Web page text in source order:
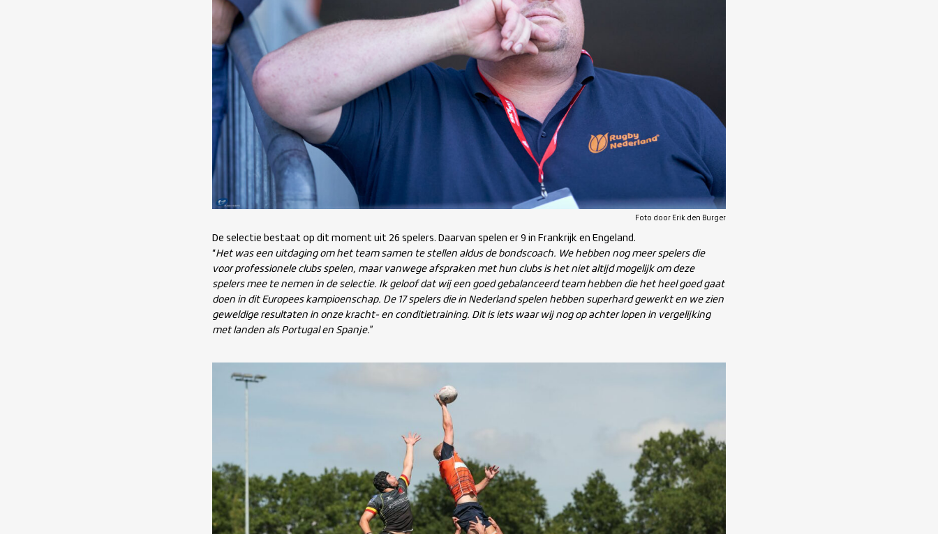
Foto door Erik den Burger
De selectie bestaat op dit moment uit 26 spelers. Daarvan spelen er 9 in Frankrijk en Engeland.
“Het was een uitdaging om het team samen te stellen aldus de bondscoach. We hebben nog meer spelers die
voor professionele clubs spelen, maar vanwege afspraken met hun clubs is het niet altijd mogelijk om deze
spelers mee te nemen in de selectie. Ik geloof dat wij een goed gebalanceerd team hebben die het heel goed gaat
doen in dit Europees kampioenschap. De 17 spelers die in Nederland spelen hebben superhard gewerkt en we zien
geweldige resultaten in onze kracht- en conditietraining. Dit is iets waar wij nog op achter lopen in vergelijking
met landen als Portugal en Spanje.”